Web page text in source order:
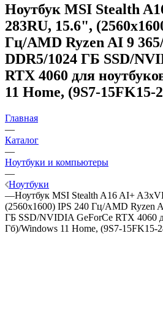
Ноутбук MSI Stealth
283RU, 15.6",
Гц/AMD Ryzen AI 9
DDR5/1024 ГБ SSD/
RTX 4060 для
11 Home, (9S7-15FK15-
Главная
—
Каталог
—
Ноутбуки и компьютеры
—
Ноутбуки
—Ноутбук MSI Stealth A16 AI+
(2560x1600) IPS 240 Гц/AMD Ryzen
ГБ SSD/NVIDIA GeForCe RTX 4060
Гб)/Windows 11 Home, (9S7-15FK15-